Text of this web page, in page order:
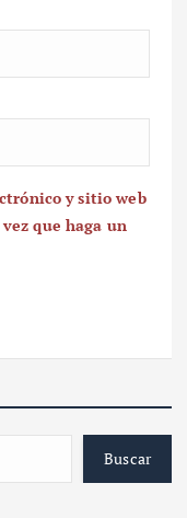
y sitio web
que haga un
Buscar